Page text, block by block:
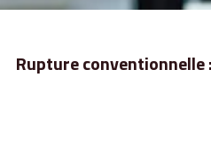
Rupture conventionnelle